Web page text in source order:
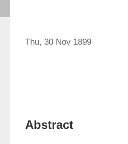
Thu, 30 Nov 1899
Abstract